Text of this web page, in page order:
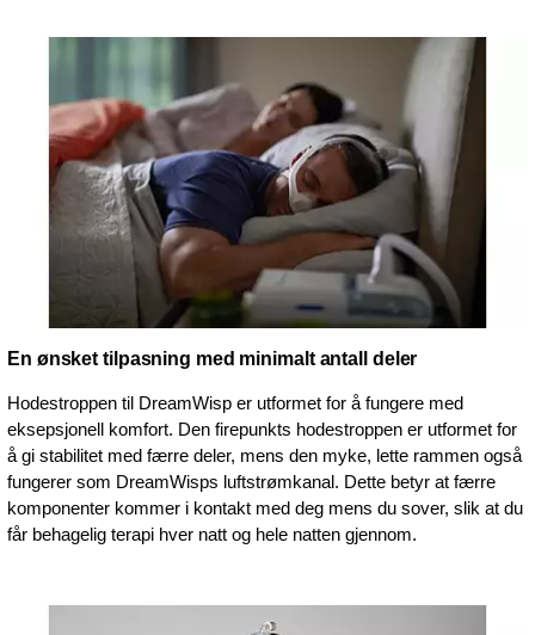
En ønsket tilpasning med minimalt antall deler
Hodestroppen til DreamWisp er utformet for å fungere med
eksepsjonell komfort. Den firepunkts hodestroppen er utformet for
å gi stabilitet med færre deler, mens den myke, lette rammen også
fungerer som DreamWisps luftstrømkanal. Dette betyr at færre
komponenter kommer i kontakt med deg mens du sover, slik at du
får behagelig terapi hver natt og hele natten gjennom.